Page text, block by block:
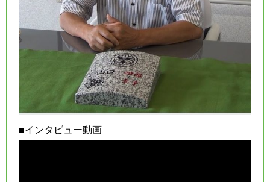
■インタビュー動画